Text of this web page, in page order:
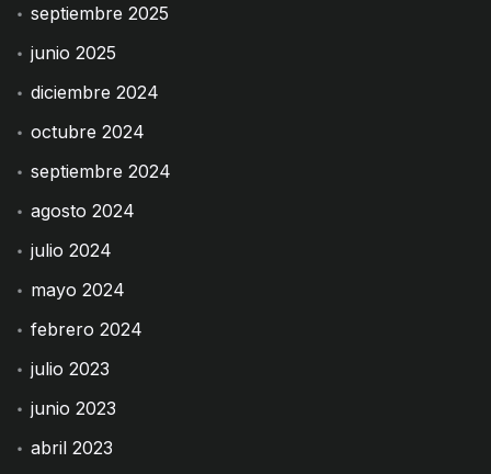
septiembre 2025
junio 2025
diciembre 2024
octubre 2024
septiembre 2024
agosto 2024
julio 2024
mayo 2024
febrero 2024
julio 2023
junio 2023
abril 2023